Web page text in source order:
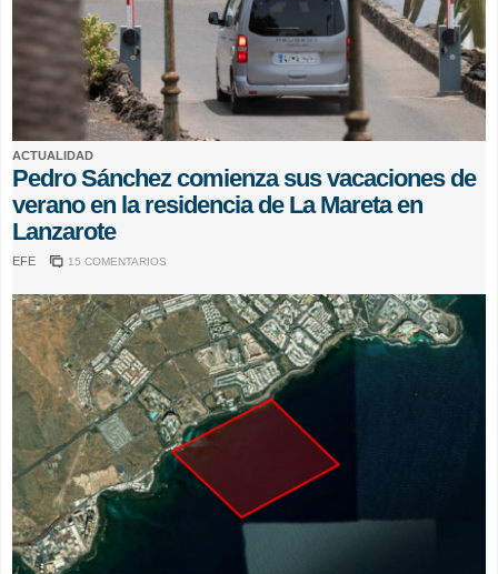
ACTUALIDAD
Pedro Sánchez comienza sus vacaciones de
verano en la residencia de La Mareta en
Lanzarote
EFE 15 COMENTARIOS